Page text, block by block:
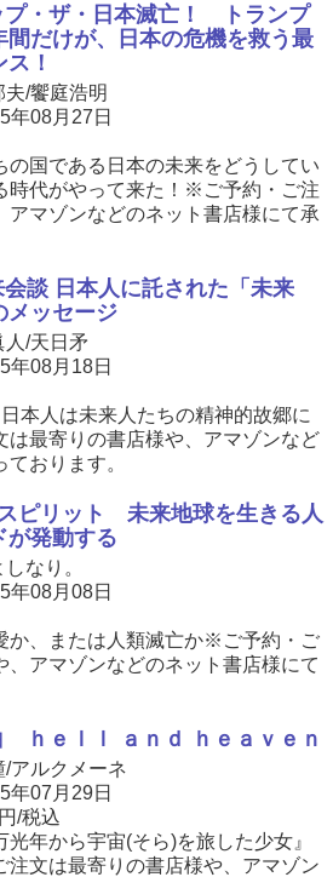
プ・ザ・日本滅亡！ トランプ
間だけが、日本の危機を救う最
！
夫/饗庭浩明
年08月27日
の国である日本の未来をどうしてい
時代がやって来た！※ご予約・ご注
アマゾンなどのネット書店様にて承
会談 日本人に託された「未来
メッセージ
人/天日矛
年08月18日
本人は未来人たちの精神的故郷に
最寄りの書店様や、アマゾンなど
おります。
ピリット 未来地球を生きる人
が発動する
なり。
年08月08日
か、または人類滅亡か※ご予約・ご
、アマゾンなどのネット書店様にて
ｈｅｌｌ ａｎｄ ｈｅａｖｅｎ
/アルクメーネ
年07月29日
/税込
年から宇宙(そら)を旅した少女』
文は最寄りの書店様や、アマゾン